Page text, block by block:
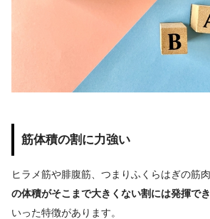
筋体積の割に力強い
ヒラメ筋や腓腹筋、つまりふくらはぎの筋
の体積がそこまで大きくない割には発揮で
いった特徴があります。